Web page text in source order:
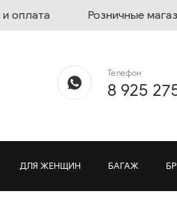
оплата Розничные
Телефон
8 925
ДЛЯ ЖЕНЩИН БАГАЖ